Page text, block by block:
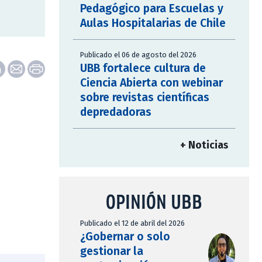
Pedagógico para Escuelas y
Aulas Hospitalarias de Chile
Publicado el 06 de agosto del 2026
UBB fortalece cultura de
Ciencia Abierta con webinar
sobre revistas científicas
depredadoras
+ Noticias
OPINIÓN UBB
Publicado el 12 de abril del 2026
¿Gobernar o solo
gestionar la